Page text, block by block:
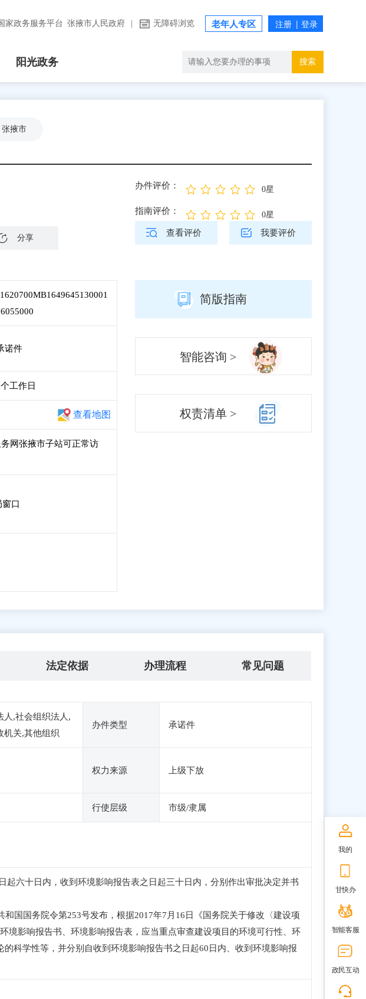
家政务服务平台 张掖市人民政府 无障碍浏览 老年人专区
阳光政务 搜索
张掖市
分享
办件评价： 0星
指南评价： 0星
查看评价 我要评价
诺件
工作日
查看地图
网张掖市子站可正常访
口
简版指南
智能咨询 >
权责清单 >
法定依据 办理流程 常见问题
人,社会组织法人,
机关,其他组织
办件类型 承诺件
权力来源 上级下放
行使层级 市级/隶属
六十日内，收到环境影响报告表之日起三十日内，分别作出审批决定并书
国国务院令第253号发布，根据2017年7月16日《国务院关于修改〈建设项
境影响报告书、环境影响报告表，应当重点审查建设项目的环境可行性、环
科学性等，并分别自收到环境影响报告书之日起60日内、收到环境影响报
我的
甘快办
智能客服
政民互动